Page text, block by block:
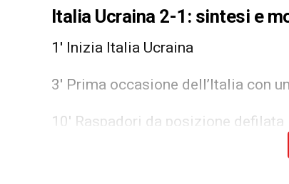
Italia Ucraina 2-1: sintesi e
1′ Inizia Italia Ucraina
3′ Prima occasione dell’Italia con
10′ Raspadori da posizione
11′ Zaccagni costringe Bushchan